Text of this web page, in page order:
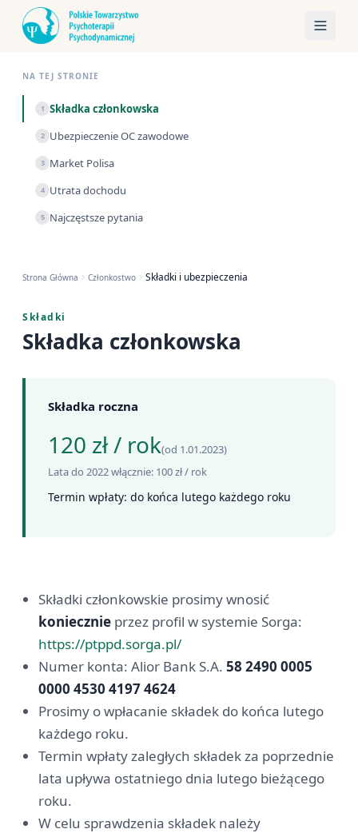
NA TEJ STRONIE
1 Składka członkowska
2 Ubezpieczenie OC zawodowe
3 Market Polisa
4 Utrata dochodu
5 Najczęstsze pytania
Strona Główna Członkostwo Składki i ubezpieczenia
Składki
Składka członkowska
Składka roczna
120 zł / rok(od 1.01.2023)
Lata do 2022 włącznie: 100 zł / rok
Termin wpłaty: do końca lutego każdego roku
Składki członkowskie prosimy wnosić
koniecznie przez profil w systemie Sorga:
https://ptppd.sorga.pl/
Numer konta: Alior Bank S.A. 58 2490 0005
0000 4530 4197 4624
Prosimy o wpłacanie składek do końca lutego
każdego roku.
Termin wpłaty zaległych składek za poprzednie
lata upływa ostatniego dnia lutego bieżącego
roku.
W celu sprawdzenia składek należy